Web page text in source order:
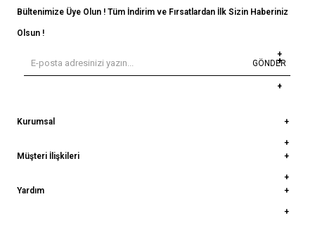
Bültenimize Üye Olun ! Tüm İndirim ve Fırsatlardan İlk Sizin Haberiniz
Olsun !
GÖNDER
Kurumsal
Müşteri İlişkileri
Yardım